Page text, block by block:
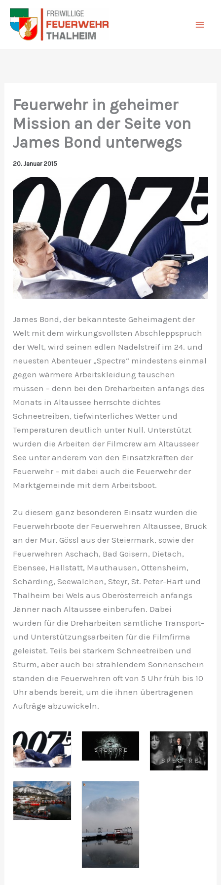
Zum
Inhalt
springen
Feuerwehr in geheimer
Mission an der Seite von
James Bond unterwegs
20. Januar 2015
James Bond, der bekannteste Geheimagent der
Welt mit dem wirkungsvollsten Abschleppspruch
der Welt, wird seinen edlen Nadelstreif im 24. und
neuesten Abenteuer „Spectre“ mindestens einmal
gegen wärmere Arbeitskleidung tauschen
müssen – denn bei den Dreharbeiten anfangs des
Monats in Altaussee herrschte dichtes
Schneetreiben, tiefwinterliches Wetter und
Temperaturen deutlich unter Null. Unterstützt
wurden die Arbeiten der Filmcrew am Altausseer
See unter anderem von den Einsatzkräften der
Feuerwehr – mit dabei auch die Feuerwehr der
Marktgemeinde mit dem Arbeitsboot.
Zu diesem ganz besonderen Einsatz wurden die
Feuerwehrboote der Feuerwehren Altaussee, Bruck
an der Mur, Gössl aus der Steiermark, sowie der
Feuerwehren Aschach, Bad Goisern, Dietach,
Ebensee, Hallstatt, Mauthausen, Ottensheim,
Schärding, Seewalchen, Steyr, St. Peter-Hart und
Thalheim bei Wels aus Oberösterreich anfangs
Jänner nach Altaussee einberufen. Dabei
wurden für die Dreharbeiten sämtliche Transport-
und Unterstützungsarbeiten für die Filmfirma
geleistet. Teils bei starkem Schneetreiben und
Sturm, aber auch bei strahlendem Sonnenschein
standen die Feuerwehren oft von 5 Uhr früh bis 10
Uhr abends bereit, um die ihnen übertragenen
Aufträge abzuwickeln.